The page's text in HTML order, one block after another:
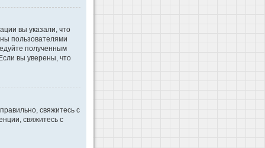
вы указали, что
пользователями
полученным
вы уверены, что
свяжитесь с
свяжитесь с